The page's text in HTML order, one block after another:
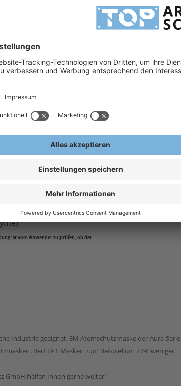
Schutzstufe
an
Sitz
Ölbasis (nicht gegen
luftgetragene biologische
ist vom Anwender zu prüfen, ob der
Industrie geeignet. 3M Atemschutzmaske der Aura-Serie
Bei FFP1 Masken zum Beispiel um 77% weniger.
GmbH helfen Ihnen gerne weiter!